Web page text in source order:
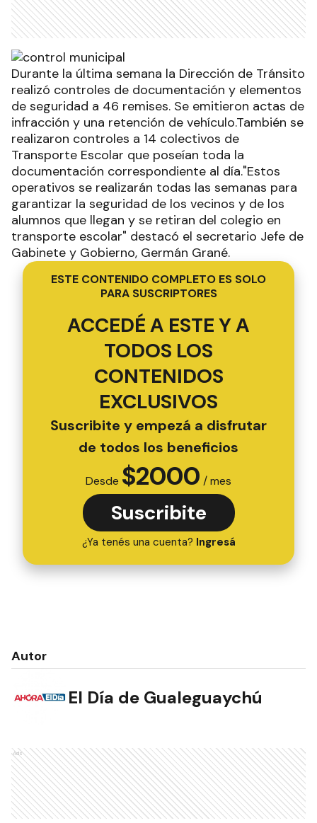
Durante la última semana la Dirección de Tránsito
realizó controles de documentación y elementos
de seguridad a 46 remises. Se emitieron actas de
infracción y una retención de vehículo.También se
realizaron controles a 14 colectivos de
Transporte Escolar que poseían toda la
documentación correspondiente al día."Estos
operativos se realizarán todas las semanas para
garantizar la seguridad de los vecinos y de los
alumnos que llegan y se retiran del colegio en
transporte escolar" destacó el secretario Jefe de
Gabinete y Gobierno, Germán Grané.
ESTE CONTENIDO COMPLETO ES SOLO
PARA SUSCRIPTORES
ACCEDÉ A ESTE Y A
TODOS LOS
CONTENIDOS
EXCLUSIVOS
Suscribite y empezá a disfrutar
de todos los beneficios
Desde $2000 / mes
Suscribite
¿Ya tenés una cuenta? Ingresá
Autor
El Día de Gualeguaychú
Ads